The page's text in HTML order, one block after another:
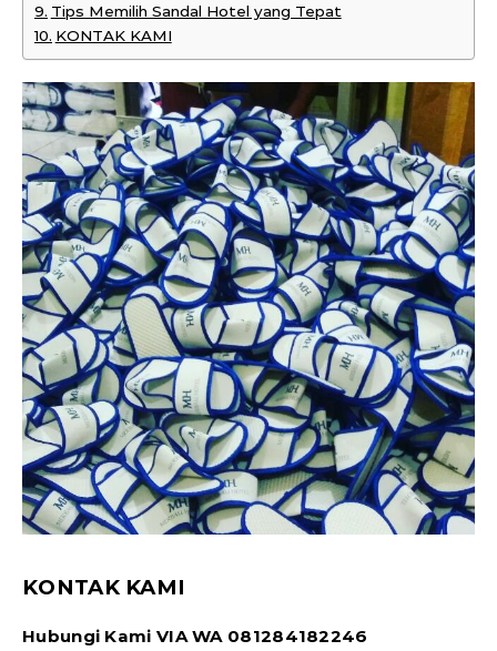
Tips Memilih Sandal Hotel yang Tepat
KONTAK KAMI
KONTAK KAMI
Hubungi Kami VIA WA 081284182246